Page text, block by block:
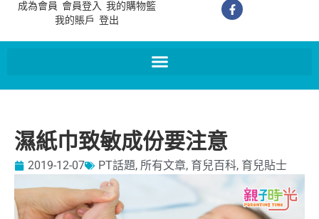
成為會員 會員登入 我的購物籃
我的賬戶 登出
濕紙巾致敏成份要注意
2019-12-07 PT話題, 所有文章, 育兒百科, 育兒貼士